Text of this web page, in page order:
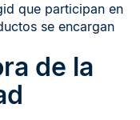
que participan en
se encargan
de la